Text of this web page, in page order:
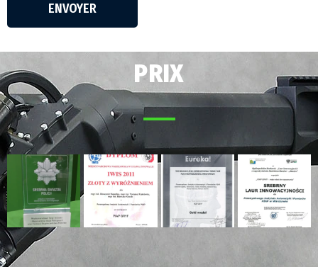
ENVOYER
PRIX